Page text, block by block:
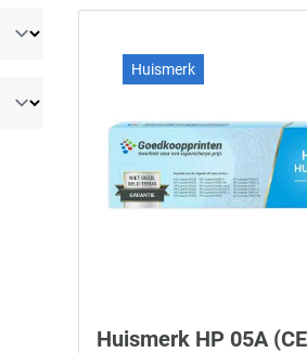
Huismerk
Huismerk HP 05A